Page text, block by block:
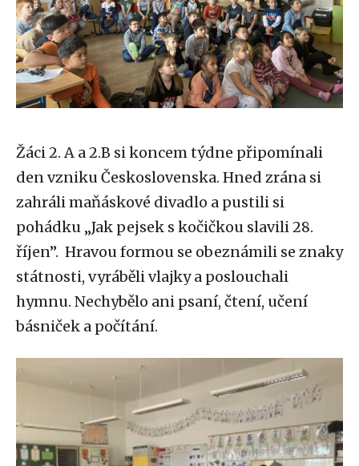
Žáci 2. A a 2.B si koncem týdne připomínali
den vzniku Československa. Hned zrána si
zahráli maňáskové divadlo a pustili si
pohádku „Jak pejsek s kočičkou slavili 28.
říjen”. Hravou formou se obeznámili se znaky
státnosti, vyráběli vlajky a poslouchali
hymnu. Nechybělo ani psaní, čtení, učení
básniček a počítání.